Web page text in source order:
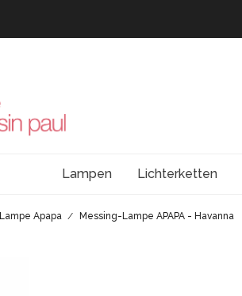
Lampen Lichterketten
Lampe Apapa Messing-Lampe APAPA - Havanna